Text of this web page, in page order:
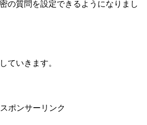
の質問を設定できるようになりまし
ていきます。
スポンサーリンク